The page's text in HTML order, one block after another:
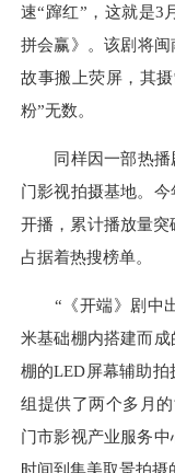
速“蹿红”，这就是3
拼会赢》。该剧将
故事搬上荧屏，其
粉”无数。
同样因一部热播
门影视拍摄基地。
开播，累计播放量
占据着热搜榜单。
“《开端》剧中出
米基础棚内搭建而
棚的LED屏幕辅助拍
组提供了两个多月
门市影视产业服务